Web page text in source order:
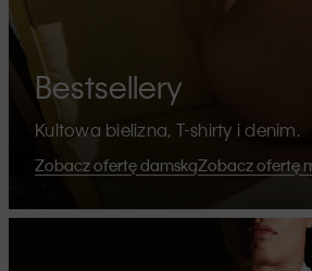
Bestsellery
Kultowa bielizna, T-shirty i denim.
Zobacz ofertę damskąZobacz ofertę